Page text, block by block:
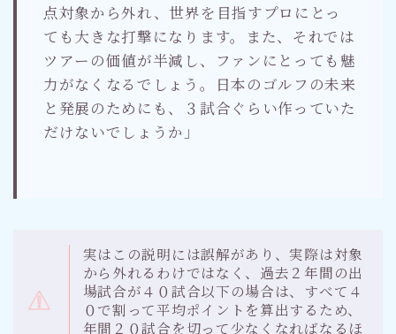
点対象から外れ、世界を目指すプロにとっ
ても大きな打撃になります。また、それでは
ツアーの価値が半減し、ファンにとっても魅
力がなくなるでしょう。日本のゴルフの未来
と発展のためにも、３試合ぐらい作っていた
だけないでしょうか」
実はこの説明には誤解があり、実際は対象
から外れるわけではなく、過去２年間の出
場試合が４０試合以下の場合は、すべて４
０で割って平均ポイントを算出するため、
年間２０試合を切って少なくなればなるほ